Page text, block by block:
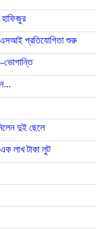
হাফিজুর
প্রতিযোগিতা শুরু
দুই ছেলে
লাখ টাকা লুট